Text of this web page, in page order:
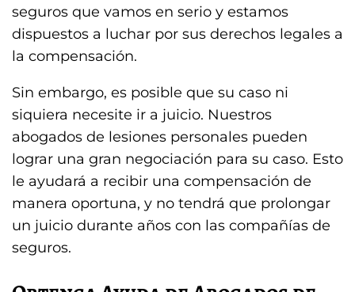
seguros que vamos en serio y estamos
dispuestos a luchar por sus derechos legales a
la compensación.
Sin embargo, es posible que su caso ni
siquiera necesite ir a juicio. Nuestros
abogados de lesiones personales pueden
lograr una gran negociación para su caso. Esto
le ayudará a recibir una compensación de
manera oportuna, y no tendrá que prolongar
un juicio durante años con las compañías de
seguros.